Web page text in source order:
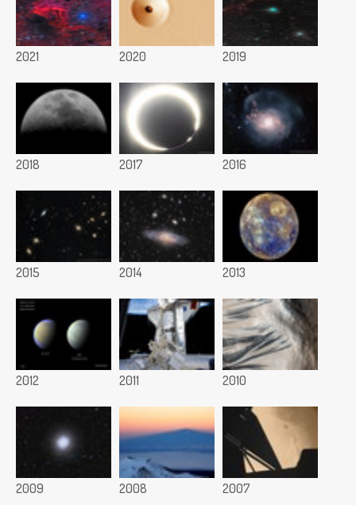
2021 2020 2019
2018 2017 2016
2015 2014 2013
2012 2011 2010
2009 2008 2007